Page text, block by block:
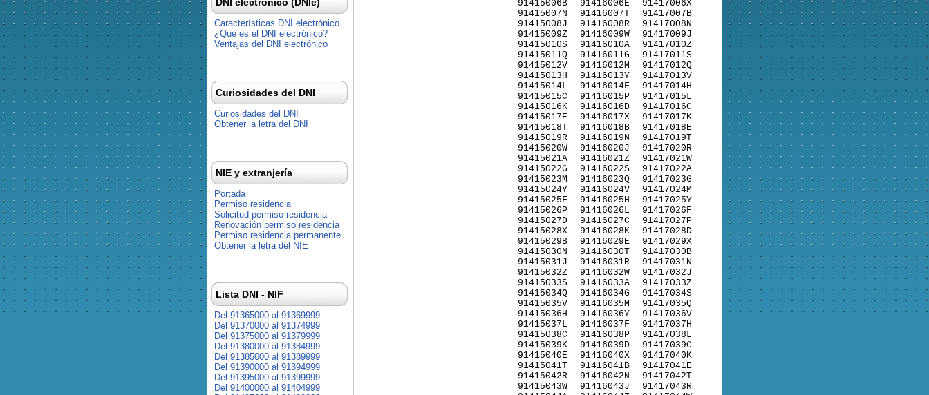
91415006B
91415007N
91415008J
91415009Z
91415010S
91415011Q
91415012V
91415013H
91415014L
91415015C
91415016K
91415017E
91415018T
91415019R
91415020W
91415021A
91415022G
91415023M
91415024Y
91415025F
91415026P
91415027D
91415028X
91415029B
91415030N
91415031J
91415032Z
91415033S
91415034Q
91415035V
91415036H
91415037L
91415038C
91415039K
91415040E
91415041T
91415042R
91415043W
91416006E
91416007T
91416008R
91416009W
91416010A
91416011G
91416012M
91416013Y
91416014F
91416015P
91416016D
91416017X
91416018B
91416019N
91416020J
91416021Z
91416022S
91416023Q
91416024V
91416025H
91416026L
91416027C
91416028K
91416029E
91416030T
91416031R
91416032W
91416033A
91416034G
91416035M
91416036Y
91416037F
91416038P
91416039D
91416040X
91416041B
91416042N
91416043J
91417006X
91417007B
91417008N
91417009J
91417010Z
91417011S
91417012Q
91417013V
91417014H
91417015L
91417016C
91417017K
91417018E
91417019T
91417020R
91417021W
91417022A
91417023G
91417024M
91417025Y
91417026F
91417027P
91417028D
91417029X
91417030B
91417031N
91417032J
91417033Z
91417034S
91417035Q
91417036V
91417037H
91417038L
91417039C
91417040K
91417041E
91417042T
91417043R
Características DNI electrónico
¿Qué es el DNI electrónico?
Ventajas del DNI electrónico
Curiosidades del DNI
Curiosidades del DNI
Obtener la letra del DNI
NIE y extranjería
Portada
Permiso residencia
Solicitud permiso residencia
Renovación permiso residencia
Permiso residencia permanente
Obtener la letra del NIE
Lista DNI - NIF
Del 91365000 al 91369999
Del 91370000 al 91374999
Del 91375000 al 91379999
Del 91380000 al 91384999
Del 91385000 al 91389999
Del 91390000 al 91394999
Del 91395000 al 91399999
Del 91400000 al 91404999